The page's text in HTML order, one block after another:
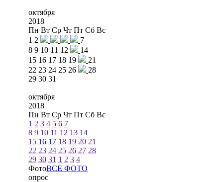
октября
2018
Пн Вт Ср Чт Пт Сб Вс
1 2
7
8 9 10 11 12
14
15 16 17 18 19
21
22 23 24 25 26
28
29 30 31
октября
2018
Пн Вт Ср Чт Пт Сб Вс
1 2 3 4 5 6 7
8 9 10 11 12 13 14
15 16 17 18 19 20 21
22 23 24 25 26 27 28
29 30 31 1 2 3 4
ФотоВСЕ ФОТО
опрос